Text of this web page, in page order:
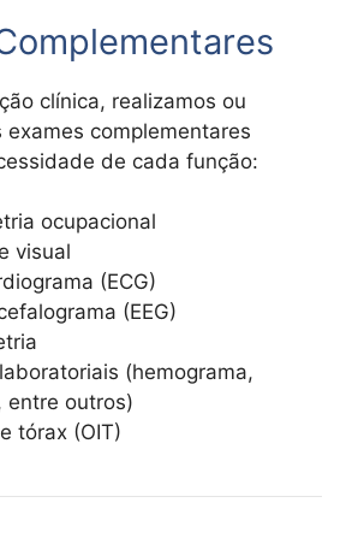
clínica, realizamos ou
exames complementares
de cada função:
ocupacional
visual
(ECG)
(EEG)
(hemograma,
entre outros)
tórax (OIT)